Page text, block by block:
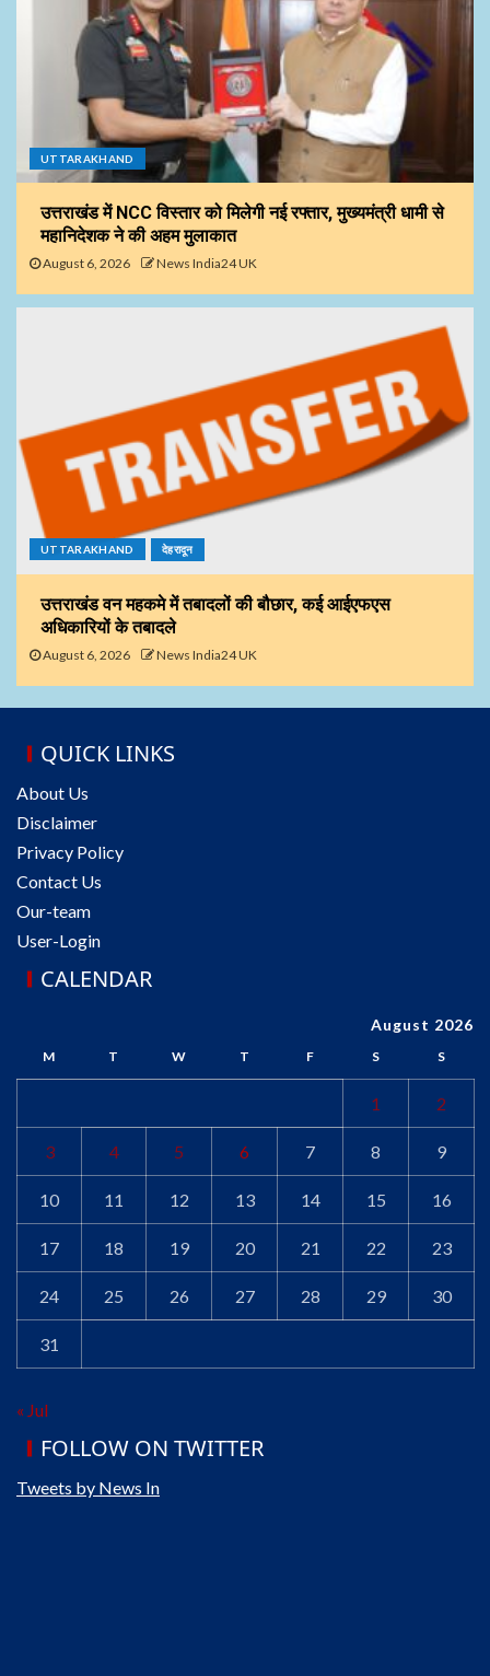
UTTARAKHAND
उत्तराखंड में NCC विस्तार को मिलेगी नई रफ्तार, मुख्यमंत्री धामी से
महानिदेशक ने की अहम मुलाकात
August 6, 2026 News India24 UK
UTTARAKHAND देहरादून
उत्तराखंड वन महकमे में तबादलों की बौछार, कई आईएफएस
अधिकारियों के तबादले
August 6, 2026 News India24 UK
QUICK LINKS
About Us
Disclaimer
Privacy Policy
Contact Us
Our-team
User-Login
CALENDAR
August 2026
M T W T F S S
1 2
3 4 5 6 7 8 9
10 11 12 13 14 15 16
17 18 19 20 21 22 23
24 25 26 27 28 29 30
31
« Jul
FOLLOW ON TWITTER
Tweets by News In